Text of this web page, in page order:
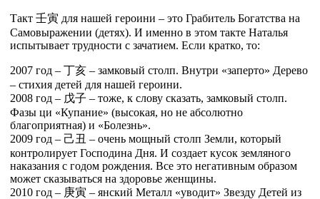
Такт 壬寅 для нашей героини – это Грабитель Богатства на
Самовыражении (детях). И именно в этом такте Наталья
испытывает трудности с зачатием. Если кратко, то:
2007 год – 丁亥 – замковый столп. Внутри «заперто» Дерево
– стихия детей для нашей героини.
2008 год – 戊子 – тоже, к слову сказать, замковый столп.
Фазы ци «Купание» (высокая, но не абсолютно
благоприятная) и «Болезнь».
2009 год – 己 丑 – очень мощный столп Земли, который
контролирует Господина Дня. И создает кусок земляного
наказания с годом рождения. Все это негативным образом
может сказываться на здоровье женщины.
2010 год – 庚寅 – янский Металл «уводит» Звезду Детей из